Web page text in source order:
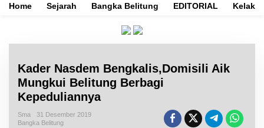
Home Sejarah Bangka Belitung EDITORIAL Kelakar
Kader Nasdem Bengkalis,Domisili Aik
Mungkui Belitung Berbagi
Kepeduliannya
Sma
31 Desember 2019
Bangka Belitung